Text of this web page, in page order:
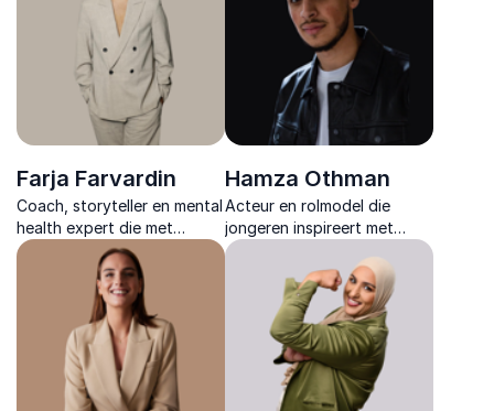
en kritische consumenten.
uiteenlopende
maatschappelijke en
creatieve thema’s.
Farja Farvardin
Coach, storyteller en mental
health expert die met
scherpe inzichten laat zien
hoe persoonlijke groei leidt
tot sterke samenwerking en
duurzame prestaties.
Hamza Othman
Acteur en rolmodel die
jongeren inspireert met
eerlijke verhalen over
keuzes, mentale kracht en
identiteit, gebaseerd op
filmervaring en persoonlijke